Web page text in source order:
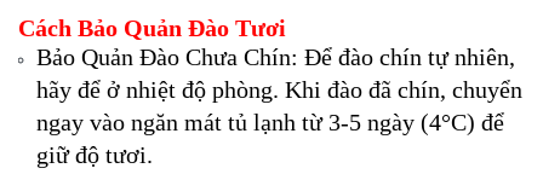
Cách Bảo Quản Đào Tươi
Bảo Quản Đào Chưa Chín: Để đào chín tự nhiên,
hãy để ở nhiệt độ phòng. Khi đào đã chín, chuyển
ngay vào ngăn mát tủ lạnh từ 3-5 ngày (4°C) để
giữ độ tươi.